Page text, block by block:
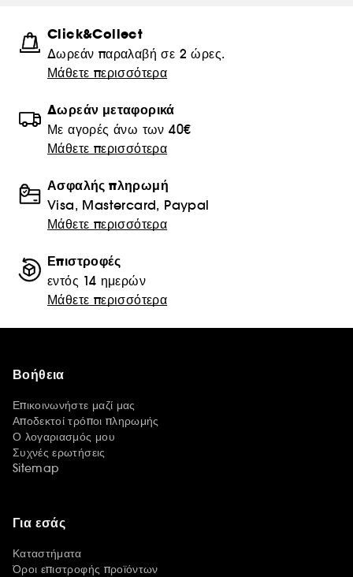
Click&Collect
Δωρεάν παραλαβή σε 2 ώρες.
Μάθετε περισσότερα
Δωρεάν μεταφορικά
Με αγορές άνω των 40€
Μάθετε περισσότερα
Ασφαλής πληρωμή
Visa, Mastercard, Paypal
Μάθετε περισσότερα
Επιστροφές
εντός 14 ημερών
Μάθετε περισσότερα
Βοήθεια
Επικοινωνήστε μαζί μας
Αποδεκτοί τρόποι πληρωμής
Ο λογαριασμός μου
Συχνές ερωτήσεις
Sitemap
Για εσάς
Καταστήματα
Όροι επιστροφής προϊόντων